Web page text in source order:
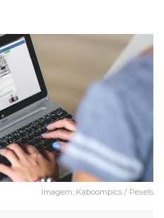
Imagem: Kaboompics / Pexels